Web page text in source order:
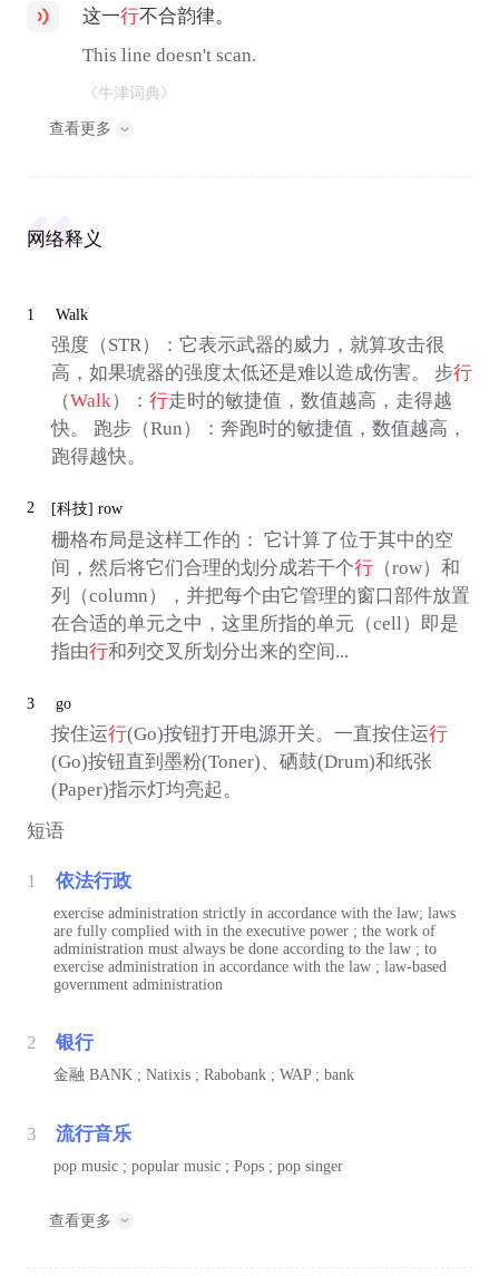
这一行不合韵律。
This line doesn't scan.
《牛津词典》
查看更多
网络释义
1 Walk
强度（STR）：它表示武器的威力，就算攻击很
高，如果琥器的强度太低还是难以造成伤害。 步行
（Walk）： 行走时的敏捷值，数值越高，走得越
快。 跑步（Run）：奔跑时的敏捷值，数值越高，
跑得越快。
2 [科技] row
栅格布局是这样工作的： 它计算了位于其中的空
间，然后将它们合理的划分成若干个行（row）和
列（column），并把每个由它管理的窗口部件放置
在合适的单元之中，这里所指的单元（cell）即是
指由行和列交叉所划分出来的空间...
3 go
按住运行(Go)按钮打开电源开关。一直按住运行
(Go)按钮直到墨粉(Toner)、硒鼓(Drum)和纸张
(Paper)指示灯均亮起。
短语
1 依法行政
exercise administration strictly in accordance with the law; laws
are fully complied with in the executive power ; the work of
administration must always be done according to the law ; to
exercise administration in accordance with the law ; law-based
government administration
2 银行
金融 BANK ; Natixis ; Rabobank ; WAP ; bank
3 流行音乐
pop music ; popular music ; Pops ; pop singer
查看更多